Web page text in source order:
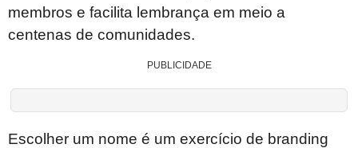
membros e facilita lembrança em meio a
centenas de comunidades.
PUBLICIDADE
Escolher um nome é um exercício de branding